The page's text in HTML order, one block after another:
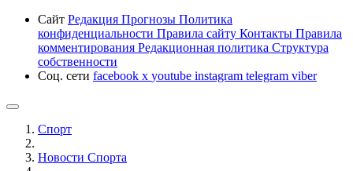
Сайт Редакция Прогнозы Политика
конфиденциальности Правила сайту Контакты Правила
комментирования Редакционная политика Структура
собственности
Соц. сети facebook x youtube instagram telegram viber
Спорт
Новости Cпорта